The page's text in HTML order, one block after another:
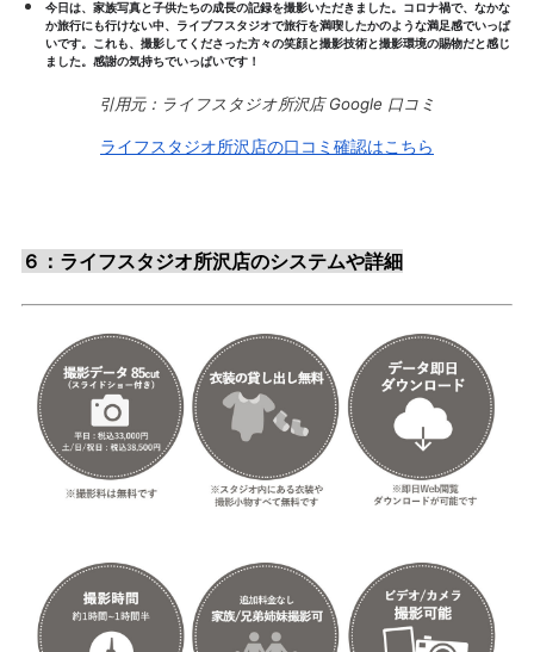
今日は、家族写真と子供たちの成長の記録を撮影いただきました。コロナ禍で、なかな
か旅行にも行けない中、ライブフスタジオで旅行を満喫したかのような満足感でいっぱ
いです。これも、撮影してくださった方々の笑顔と撮影技術と撮影環境の賜物だと感じ
ました。感謝の気持ちでいっぱいです！
引用元：ライフスタジオ所沢店 Google 口コミ
ライフスタジオ所沢店の口コミ確認はこちら
６：ライフスタジオ所沢店のシステムや詳細